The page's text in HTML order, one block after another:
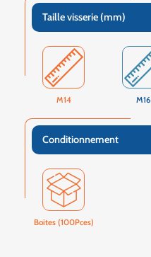
Taille visserie (mm)
M14 M16
Conditionnement
Boites (100Pces)